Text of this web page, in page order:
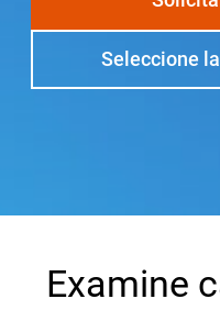
Carreras profesionales
Seleccione
Examine